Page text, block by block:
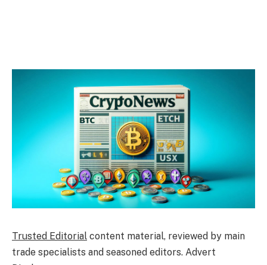
Trusted Editorial content material, reviewed by main
trade specialists and seasoned editors. Advert